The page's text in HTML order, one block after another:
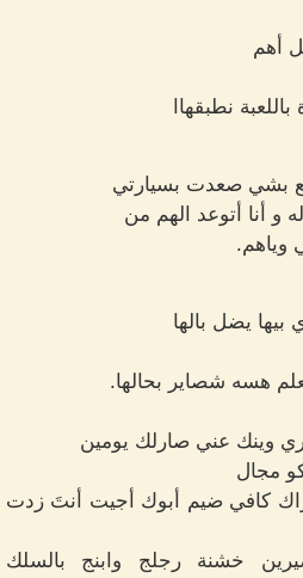
أهم
نطبقهاا
بشي صعدت بسيارتي
و أنا أتوعد الهم من
وياهم.
يضل بالها
هسه شصاير بحالها.
وينك عني صارلك يومين
مجال
كافي ضيم أبوك أجيت أنتَ زدت
خشنة رجلج وابنج بالسلك